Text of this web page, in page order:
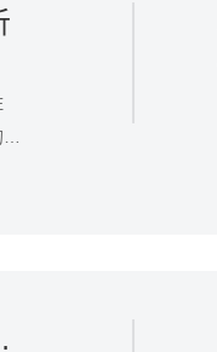
深度解析